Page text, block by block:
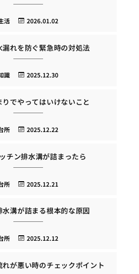
2026.01.02
活
漏れを防ぐ緊急時の対処法
2025.12.30
識
でやってはいけないこと
2025.12.22
所
チン排水溝が詰まったら
2025.12.21
所
水溝が詰まる根本的な原因
2025.12.12
所
れが悪い時のチェックポイント